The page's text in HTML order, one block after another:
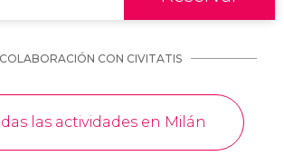
CON CIVITATIS
las actividades en Milán